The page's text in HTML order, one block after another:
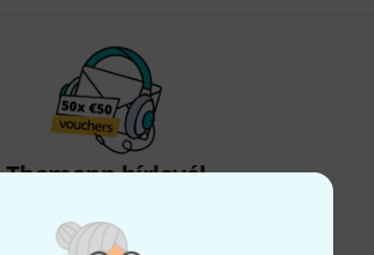
Thomann hírlevél
angol nyelvű hírlevelére, és kis
a50